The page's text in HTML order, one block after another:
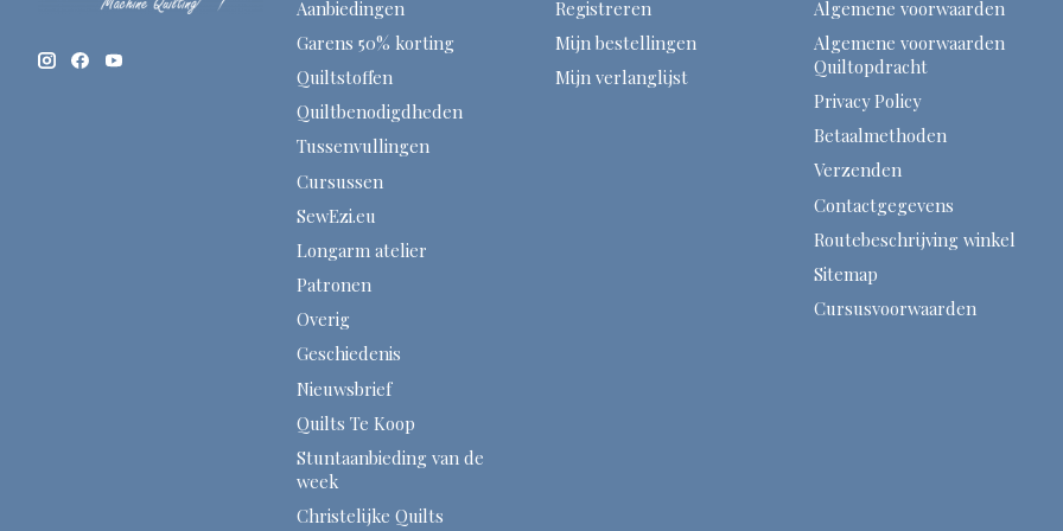
Aanbiedingen
Garens 50% korting
Quiltstoffen
Quiltbenodigdheden
Tussenvullingen
Cursussen
SewEzi.eu
Longarm atelier
Patronen
Overig
Geschiedenis
Nieuwsbrief
Quilts Te Koop
Stuntaanbieding van de
week
Christelijke Quilts
Registreren
Mijn bestellingen
Mijn verlanglijst
Algemene voorwaarden
Algemene voorwaarden
Quiltopdracht
Privacy Policy
Betaalmethoden
Verzenden
Contactgegevens
Routebeschrijving winkel
Sitemap
Cursusvoorwaarden